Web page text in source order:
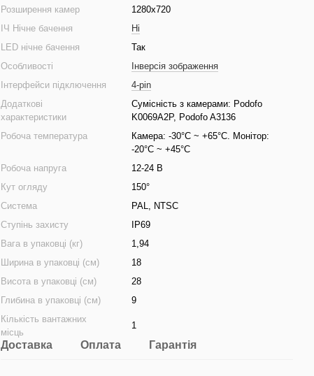
Розширення камер
1280x720
ІЧ Нічне бачення
Ні
LED нічне бачення
Так
Особливості
Інверсія зображення
Інтерфейси підключення
4-pin
Додаткові
характеристики
Сумісність з камерами: Podofo
K0069A2P, Podofo A3136
Робоча температура
Камера: -30°C ~ +65°C. Монітор:
-20°C ~ +45°C
Робоча напруга
12-24 В
Кут огляду
150°
Система
PAL, NTSC
Ступінь захисту
IP69
Вага в упаковці (кг)
1,94
Ширина в упаковці (см)
18
Висота в упаковці (см)
28
Глибина в упаковці (см)
9
Кількість вантажних
місць
1
Доставка Оплата Гарантія